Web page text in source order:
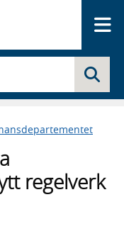
regelverk